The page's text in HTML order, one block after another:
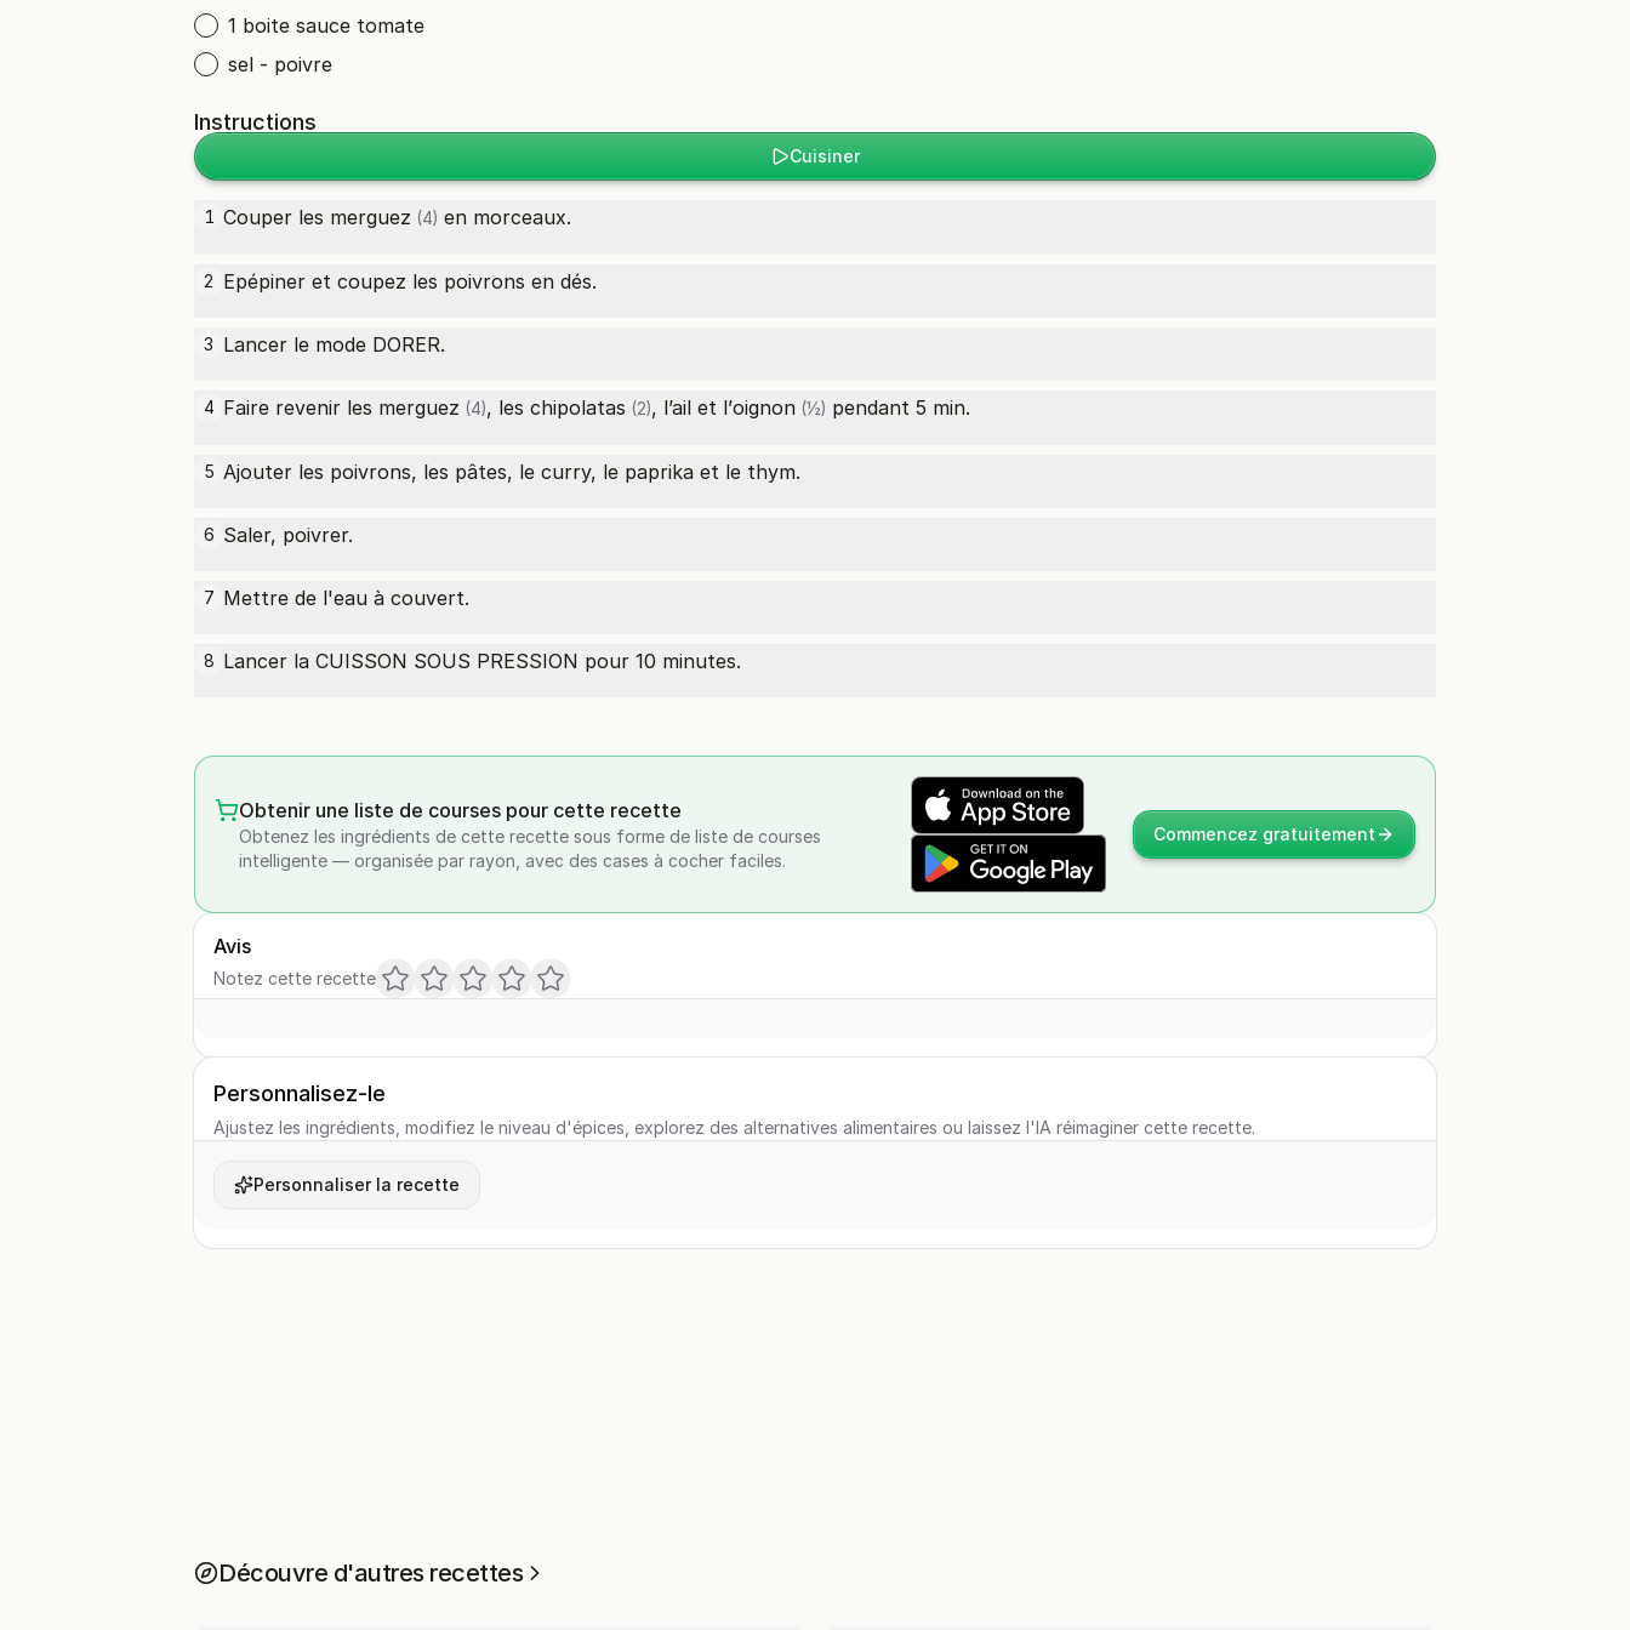
1 boite sauce tomate
sel - poivre
Instructions
Cuisiner
1 Couper les merguez (4) en morceaux.
2 Epépiner et coupez les poivrons en dés.
3 Lancer le mode DORER.
4 Faire revenir les merguez (4), les chipolatas (2), l’ail et l’oignon (½) pendant 5 min.
5 Ajouter les poivrons, les pâtes, le curry, le paprika et le thym.
6 Saler, poivrer.
7 Mettre de l'eau à couvert.
8 Lancer la CUISSON SOUS PRESSION pour 10 minutes.
Obtenir une liste de courses pour cette recette
Obtenez les ingrédients de cette recette sous forme de liste de courses
intelligente — organisée par rayon, avec des cases à cocher faciles.
Commencez gratuitement
Avis
Notez cette recette
Personnalisez-le
Ajustez les ingrédients, modifiez le niveau d'épices, explorez des alternatives alimentaires ou laissez l'IA réimaginer cette recette.
Personnaliser la recette
Découvre d'autres recettes